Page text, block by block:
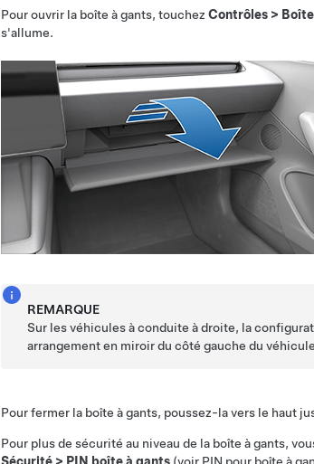
Pour ouvrir la boîte à gants, touchez Contrôles >
s'allume.
REMARQUE
Sur les véhicules à conduite à droite, la
arrangement en miroir du côté gauche du
Pour fermer la boîte à gants, poussez-la vers le haut
Pour plus de sécurité au niveau de la boîte à gants,